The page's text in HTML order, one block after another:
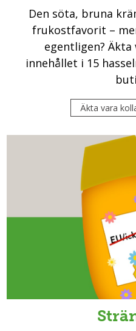
Den söta, bruna
frukostfavorit –
egentligen?
innehållet i 15
Äkta vara